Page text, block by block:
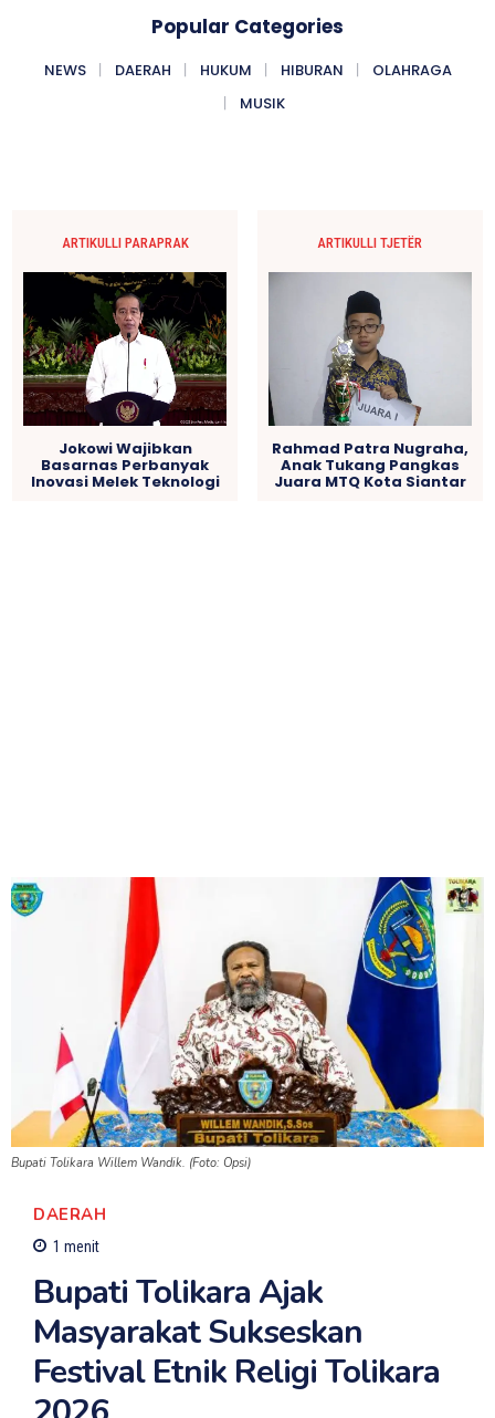
Popular Categories
NEWS DAERAH HUKUM HIBURAN
OLAHRAGA
MUSIK
ARTIKULLI PARAPRAK
Jokowi Wajibkan
Basarnas Perbanyak
Inovasi Melek Teknologi
ARTIKULLI TJETËR
Rahmad Patra Nugraha,
Anak Tukang Pangkas
Juara MTQ Kota Siantar